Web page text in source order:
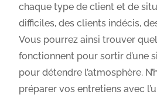
chaque type de client et de
difficiles, des clients indécis,
Vous pourrez ainsi trouver
fonctionnent pour sortir d’une
pour détendre l’atmosphère.
préparer vos entretiens avec